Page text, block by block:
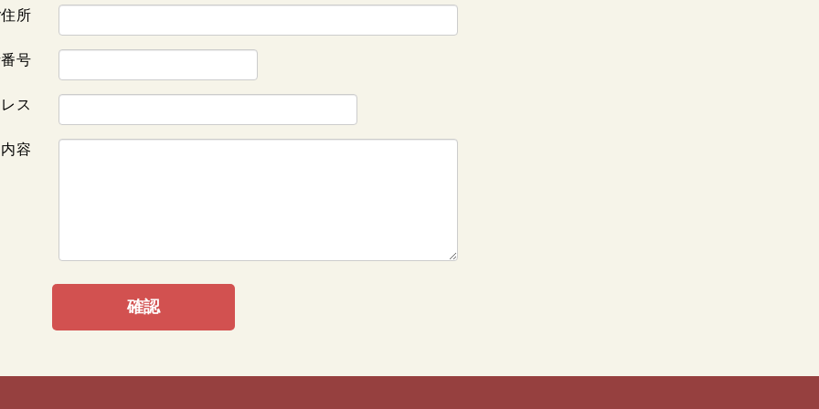
所
号
ス
内容